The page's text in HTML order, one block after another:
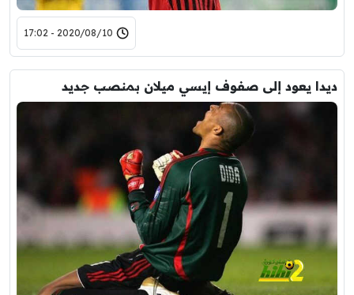
2020/08/10 - 17:02
ديدا يعود إلى صفوف إيسي ميلان بمنصب جديد